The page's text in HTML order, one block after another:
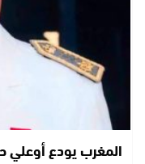
المغرب يودع أوعلي